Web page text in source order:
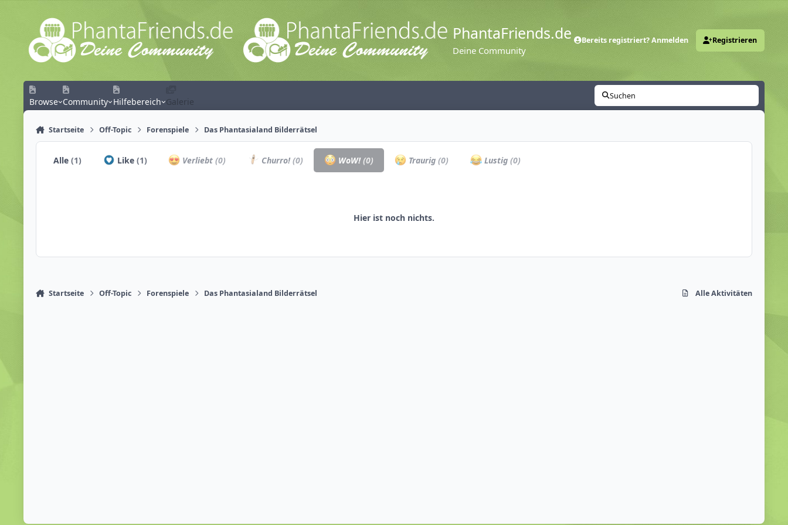
Zum Inhalt springen
PhantaFriends.de
Deine Community
Bereits registriert? Anmelden Registrieren
Browse Community Hilfebereich Galerie
Suchen
Startseite Off-Topic Forenspiele Das Phantasialand Bilderrätsel
Alle(1) Like (1) Verliebt(0) Churro!(0) WoW!(0) Traurig(0) Lustig (0)
Hier ist noch nichts.
Startseite Off-Topic Forenspiele Das Phantasialand Bilderrätsel Alle Aktivitäten